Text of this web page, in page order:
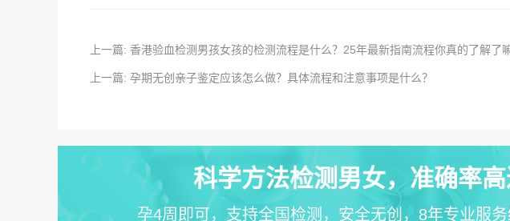
上一篇: 香港验血检测男孩女孩的检测流程是什么？25年最新指南流程你真的了解了嘛
上一篇: 孕期无创亲子鉴定应该怎么做？具体流程和注意事项是什么？
科学方法检测男女，准确率
孕4周即可，支持全国检测，安全无创，8年专业服